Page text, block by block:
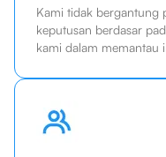
Kami tidak bergantung
keputusan berdasar
kami dalam memantau